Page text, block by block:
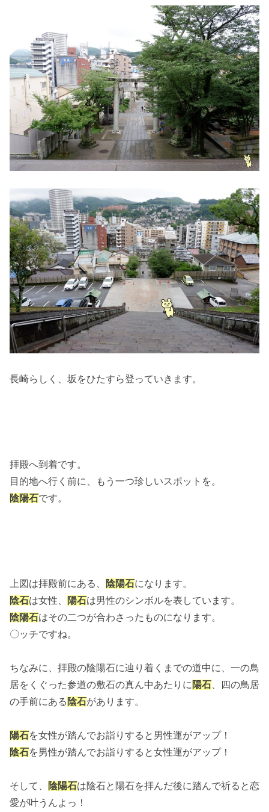
長崎らしく、坂をひたすら登っていきます。
拝殿へ到着です。
目的地へ行く前に、もう一つ珍しいスポットを。
陰陽石です。
上図は拝殿前にある、 陰陽石になります。
陰石は女性、 陽石は男性のシンボルを表しています。
陰陽石はその二つが合わさったものになります。
〇ッチですね。
ちなみに、拝殿の陰陽石に辿り着くまでの道中に、一の鳥
居をくぐった参道の敷石の真ん中あたりに 陽石 、四の鳥居
の手前にある 陰石があります。
陽石を女性が踏んでお詣りすると男性運がアップ！
陰石を男性が踏んでお詣りすると女性運がアップ！
そして、 陰陽石は陰石と陽石を拝んだ後に踏んで祈ると恋
愛が叶うんよっ！